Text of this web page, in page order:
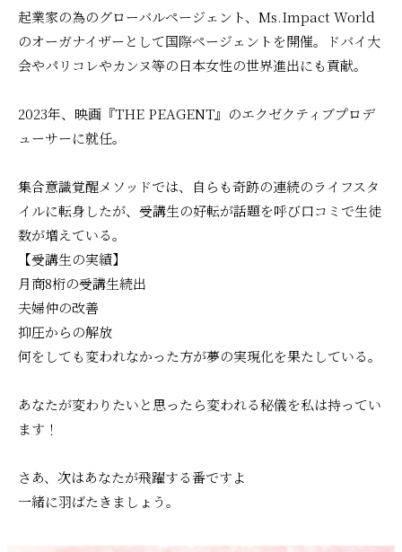
起業家の為のグローバルページェント、Ms.Impact World
のオーガナイザーとして国際ページェントを開催。ドバイ大
会やパリコレやカンヌ等の日本女性の世界進出にも貢献。
2023年、映画『THE PEAGENT』のエクゼクティブプロデ
ューサーに就任。
集合意識覚醒メソッドでは、自らも奇跡の連続のライフスタ
イルに転身したが、受講生の好転が話題を呼び口コミで生徒
数が増えている。
【受講生の実績】
月商8桁の受講生続出
夫婦仲の改善
抑圧からの解放
何をしても変われなかった方が夢の実現化を果たしている。
あなたが変わりたいと思ったら変われる秘儀を私は持ってい
ます！
さあ、次はあなたが飛躍する番ですよ
一緒に羽ばたきましょう。